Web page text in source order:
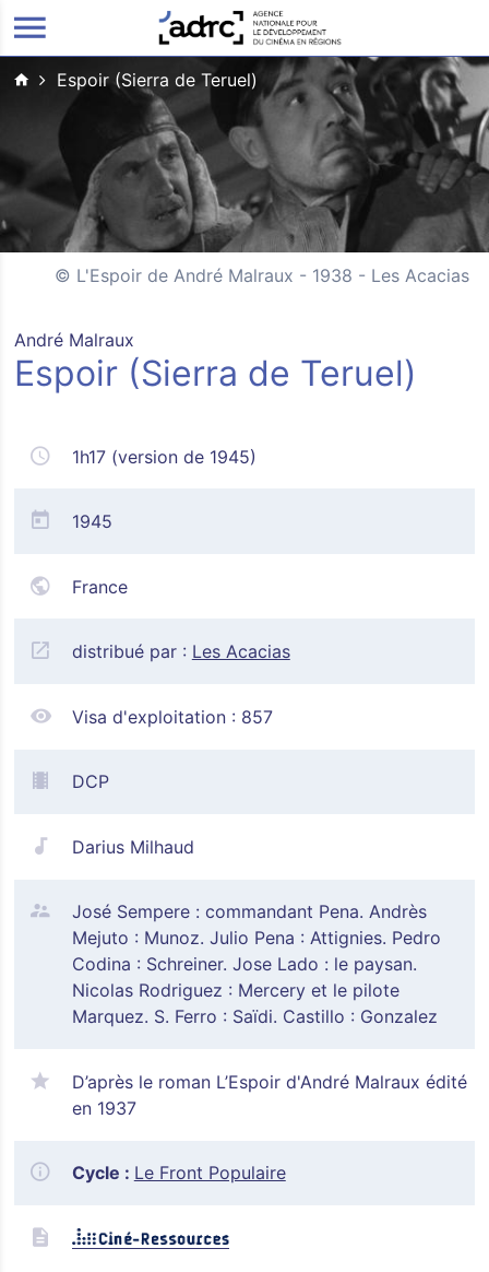
ALLER AU CONTENU PRINCIPAL
Espoir (Sierra de Teruel)
L'Espoir de André Malraux - 1938 - Les Acacias
André Malraux
Espoir (Sierra de Teruel)
1h17 (version de 1945)
1945
France
distribué par : Les Acacias
Visa d'exploitation : 857
DCP
Darius Milhaud
José Sempere : commandant Pena. Andrès
Mejuto : Munoz. Julio Pena : Attignies. Pedro
Codina : Schreiner. Jose Lado : le paysan.
Nicolas Rodriguez : Mercery et le pilote
Marquez. S. Ferro : Saïdi. Castillo : Gonzalez
D’après le roman L’Espoir d'André Malraux édité
en 1937
Cycle : Le Front Populaire